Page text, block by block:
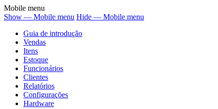
Mobile menu
Show — Mobile menu Hide — Mobile menu
Guia de introdução
Vendas
Itens
Estoque
Funcionários
Clientes
Relatórios
Configurações
Hardware